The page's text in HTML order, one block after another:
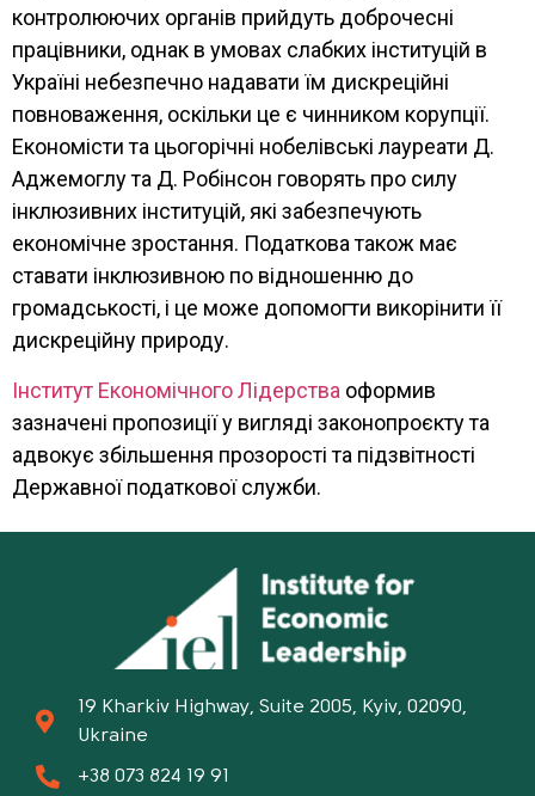
контролюючих органів прийдуть доброчесні
працівники, однак в умовах слабких інституцій в
Україні небезпечно надавати їм дискреційні
повноваження, оскільки це є чинником корупції.
Економісти та цьогорічні нобелівські лауреати Д.
Аджемоглу та Д. Робінсон говорять про силу
інклюзивних інституцій, які забезпечують
економічне зростання. Податкова також має
ставати інклюзивною по відношенню до
громадськості, і це може допомогти викорінити її
дискреційну природу.
Інститут Економічного Лідерства оформив
зазначені пропозиції у вигляді законопроєкту та
адвокує збільшення прозорості та підзвітності
Державної податкової служби.
19 Kharkiv Highway, Suite 2005, Kyiv, 02090,
Ukraine
+38 073 824 19 91